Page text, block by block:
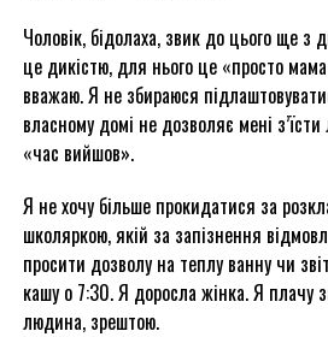
Чоловік, бідолаха, звик до цього ще з
це дикістю, для нього це «просто
вважаю. Я не збираюся
власному домі не дозволяє мені
«час вийшов».
Я не хочу більше прокидатися за
школяркою, якій за запізнення
просити дозволу на теплу ванну чи
кашу о 7:30. Я доросла жінка. Я плачу
людина, зрештою.